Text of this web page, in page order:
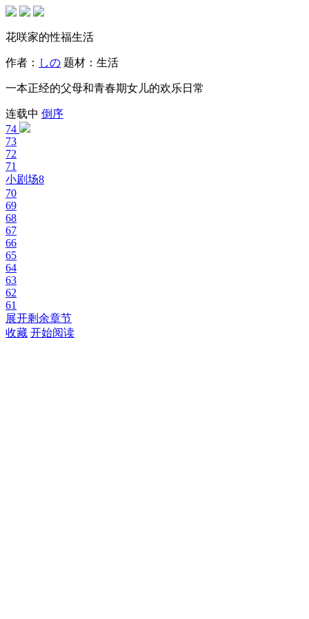
花咲家的性福生活
作者： しの 题材： 生活
一本正经的父母和青春期女儿的欢乐日常
连载中 倒序
74
73
72
71
小剧场8
70
69
68
67
66
65
64
63
62
61
展开剩余章节
收藏 开始阅读